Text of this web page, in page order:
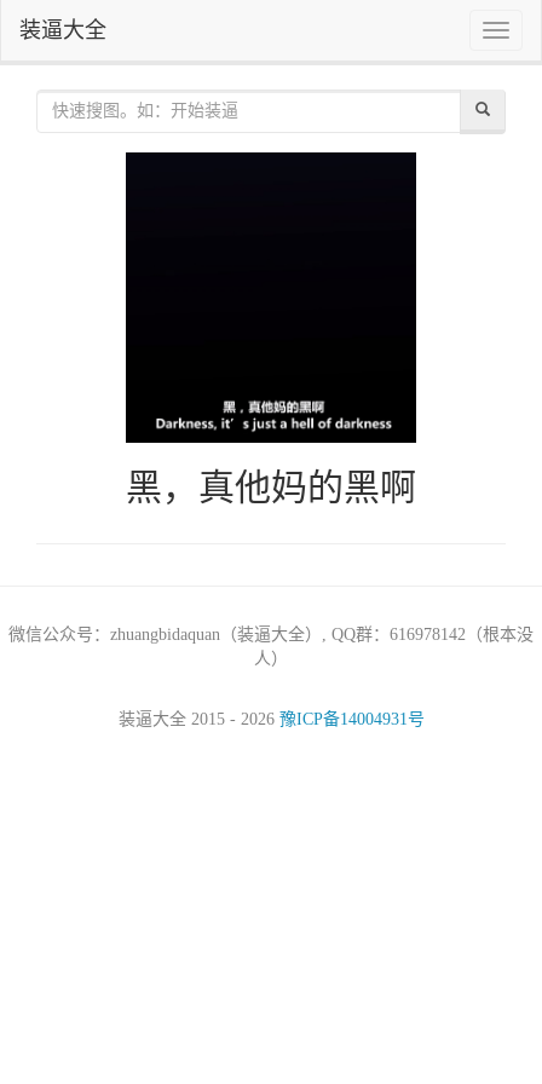
Toggle
装逼大全
黑，真他妈的黑啊
微信公众号：zhuangbidaquan（装逼大全）, QQ群：616978142（根本没
人）
装逼大全 2015 - 2026 豫ICP备14004931号